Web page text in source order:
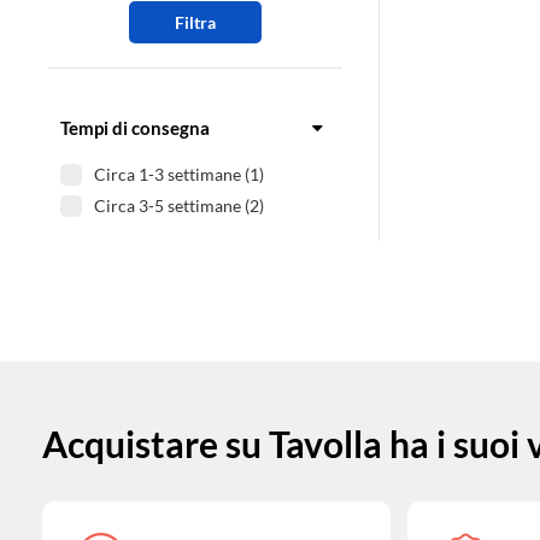
Filtra
Tempi di consegna
Circa 1-3 settimane (1)
Circa 3-5 settimane (2)
Acquistare su Tavolla ha i suoi